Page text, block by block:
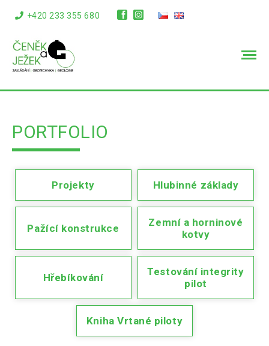
+420 233 355 680
info@cenekajezek.cz
PORTFOLIO
Projekty Hlubinné základy
Pažící konstrukce
Zemní a horninové
kotvy
Hřebíkování
Testování integrity
pilot
Kniha Vrtané piloty